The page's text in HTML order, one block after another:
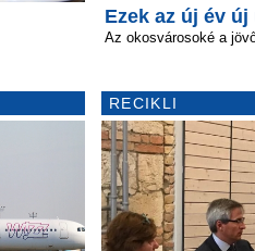
Ezek az új év
Az okosvárosoké a
RECIKLI